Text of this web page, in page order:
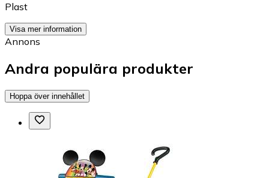
Plast
Visa mer information
Annons
Andra populära produkter
Hoppa över innehållet